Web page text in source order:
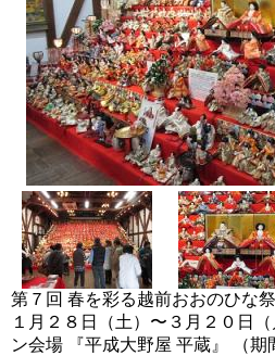
第７回 春を彩る越前おおのひな
１月２８日（土）〜３月２０日
ン会場 『平成大野屋 平蔵』 （期